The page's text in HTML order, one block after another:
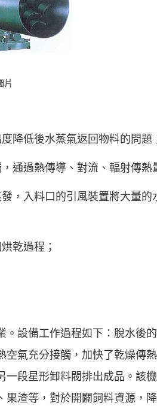
片
降低後水蒸氣返回物料的問題
通過熱傳導、對流、輻射傳熱
，入料口的引風裝置將大量的
乾過程；
設備工作過程如下：脫水後
氣充分接觸，加快了乾燥傳
段星形卸料閥排出成品。該
渣等，對於開闢飼料資源，